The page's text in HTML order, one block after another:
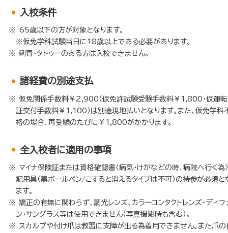
入校条件
65歳以下の方が対象となります。
※仮免学科試験当日に18歳以上である必要があります。
刺青・タトゥーのある方は入校できません。
諸経費の別途支払
仮免関係手数料￥2,900（仮免許試験受験手数料￥1,800・仮運
証交付手数料￥1,100）は別途現地払いとなります。また、仮免学科
格の場合、再受験のたびに￥1,800がかかります。
全入校者に適用の事項
マイナ保険証または資格確認書（病気・けがなどの時、病院へ行く為
記用具（黒ボールペン/こすると消えるタイプは不可）の持参が必須と
ます。
矯正の有無に関わらず、調光レンズ、カラーコンタクトレンズ・ディフ
ン・サングラス等は使用できません（写真撮影時も含む）。
スカルプや付け爪は教習に支障が出る為着用できません。また爪の